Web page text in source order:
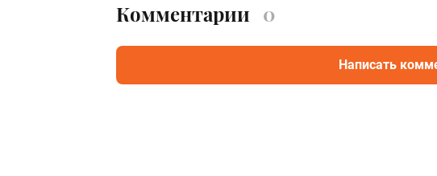
Комментарии 0
Написать